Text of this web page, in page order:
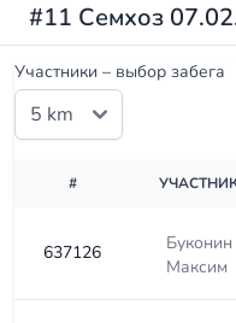
#11 Семхоз
Участники – выбор забега
#
637126
Буконин
Максим